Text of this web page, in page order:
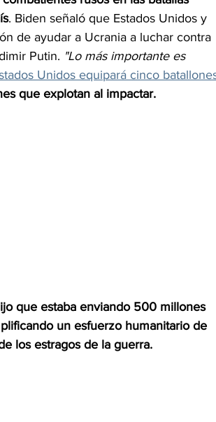
. Biden señaló que Estados Unidos y
de ayudar a Ucrania a luchar contra
Putin. "Lo más importante es
Unidos equipará cinco
que explotan al impactar.
que estaba enviando 500 millones
un esfuerzo humanitario de
los estragos de la guerra.